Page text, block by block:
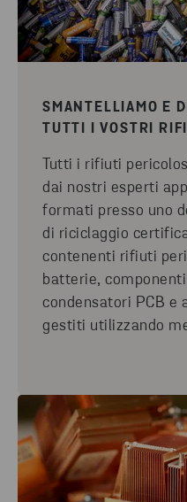
SMANTELLIAMO E
TUTTI I VOSTRI
Tutti i rifiuti
dai nostri esperti
formati presso uno
di riciclaggio
contenenti rifiuti
batterie,
condensatori PCB e
gestiti utilizzando